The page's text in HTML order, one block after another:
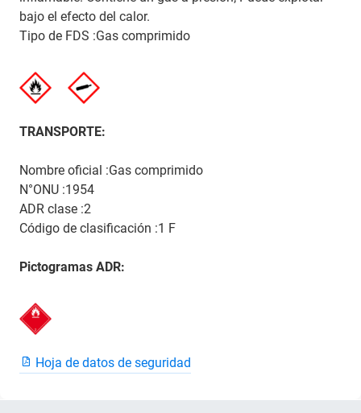
bajo el efecto del calor.
Tipo de FDS :Gas comprimido
TRANSPORTE:
Nombre oficial :Gas comprimido
N°ONU :1954
ADR clase :2
Código de clasificación :1 F
Pictogramas ADR:
Hoja de datos de seguridad